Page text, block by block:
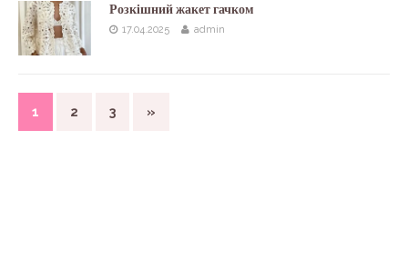
Розкішний жакет гачком
17.04.2025 admin
1 2 3 »